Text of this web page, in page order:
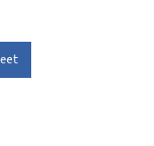
esitykseksi
laeiksi
2015, 25.1.2017